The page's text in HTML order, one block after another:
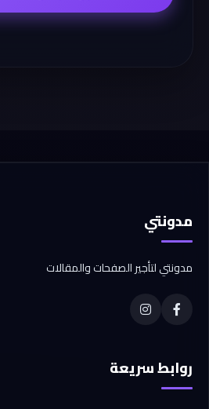
مدونتي
مدونتي لتأجير الصفحات والمقالات
روابط سريعة